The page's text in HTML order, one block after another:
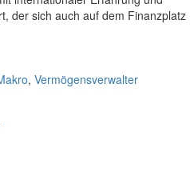
der sich auch auf dem Finanzplatz
, Vermögensverwalter